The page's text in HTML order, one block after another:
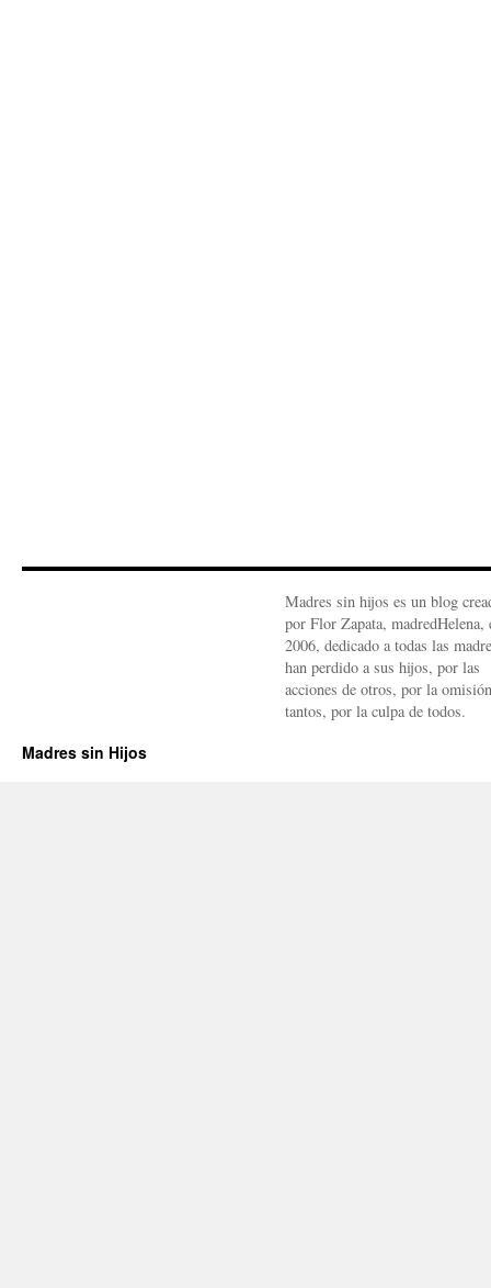
Madres sin hijos es un blog
por Flor Zapata, madredHelena,
2006, dedicado a todas las
han perdido a sus hijos, por las
acciones de otros, por la
tantos, por la culpa de todos.
Madres sin Hijos